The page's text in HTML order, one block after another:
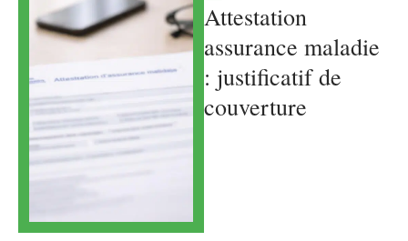
Attestation
assurance maladie
: justificatif de
couverture